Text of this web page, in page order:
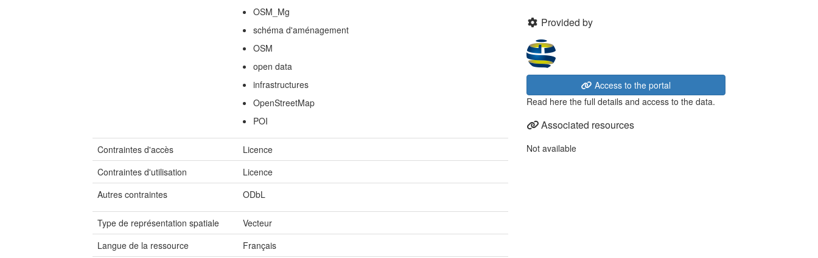
OSM_Mg
schéma d'aménagement
OSM
open data
infrastructures
OpenStreetMap
POI
Contraintes d'accès
Licence
Contraintes d'utilisation
Licence
Autres contraintes
ODbL
Type de représentation spatiale
Vecteur
Langue de la ressource
Français
Provided by
Access to the portal
Read here the full details and access to the data.
Associated resources
Not available